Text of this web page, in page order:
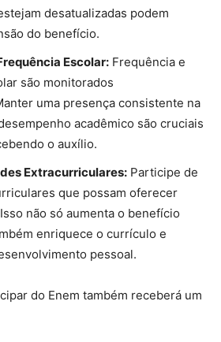
desatualizadas podem
do benefício.
Escolar: Frequência e
são monitorados
uma presença consistente na
acadêmico são cruciais
o auxílio.
Extracurriculares: Participe de
que possam oferecer
não só aumenta o benefício
enriquece o currículo e
pessoal.
do Enem também receberá um